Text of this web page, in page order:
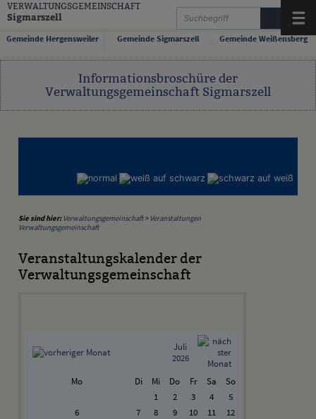
Zum Inhalt,zur Navigationoderzur Startseite springen.
VERWALTUNGSGEMEINSCHAFT
Sigmarszell
Gemeinde Hergensweiler Gemeinde Sigmarszell Gemeinde Weißensberg
Informationsbroschüre der
Verwaltungsgemeinschaft Sigmarszell
Sie sind hier: Verwaltungsgemeinschaft> Veranstaltungen
Verwaltungsgemeinschaft
Veranstaltungskalender der
Verwaltungsgemeinschaft
Juli
2026
Mo Di Mi Do Fr Sa
So
1
2 3 4
5
6
7 8 9 10 11
12